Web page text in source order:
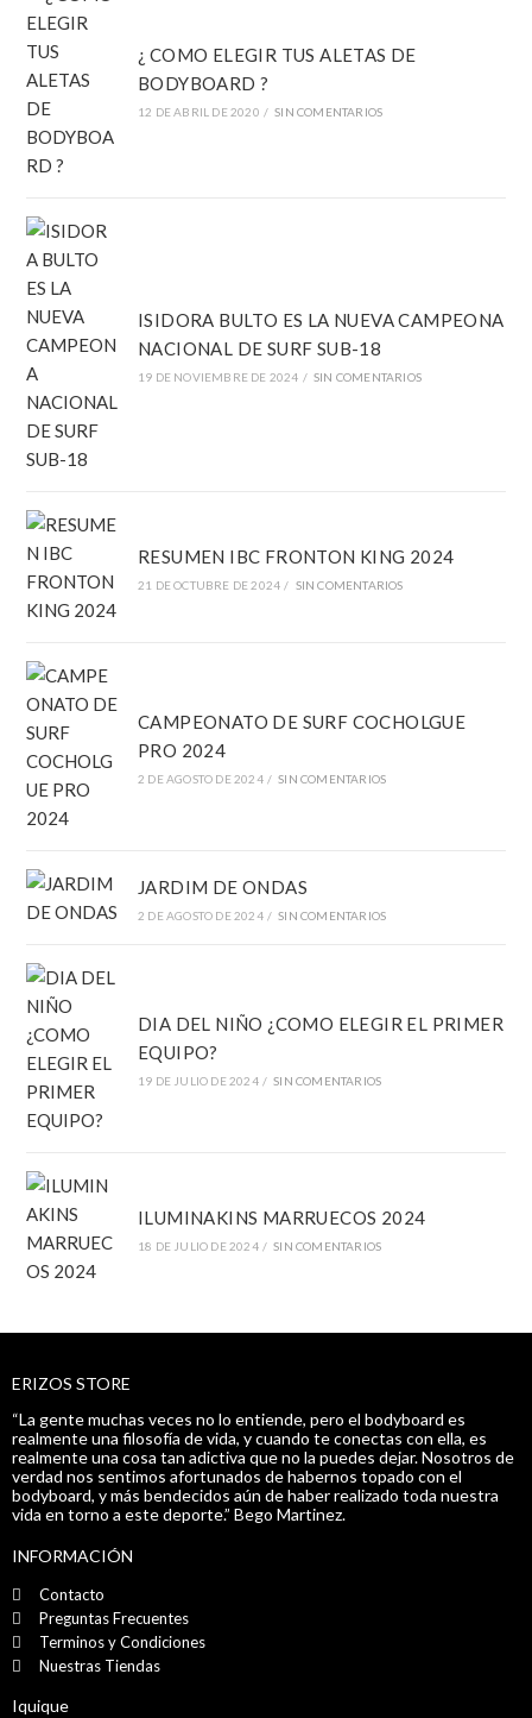
¿ COMO ELEGIR TUS ALETAS DE
BODYBOARD ?
12 DE ABRIL DE 2020 / SIN COMENTARIOS
ISIDORA BULTO ES LA NUEVA CAMPEONA
NACIONAL DE SURF SUB-18
19 DE NOVIEMBRE DE 2024 / SIN COMENTARIOS
RESUMEN IBC FRONTON KING 2024
21 DE OCTUBRE DE 2024 / SIN COMENTARIOS
CAMPEONATO DE SURF COCHOLGUE
PRO 2024
2 DE AGOSTO DE 2024 / SIN COMENTARIOS
JARDIM DE ONDAS
2 DE AGOSTO DE 2024 / SIN COMENTARIOS
DIA DEL NIÑO ¿COMO ELEGIR EL PRIMER
EQUIPO?
19 DE JULIO DE 2024 / SIN COMENTARIOS
ILUMINAKINS MARRUECOS 2024
18 DE JULIO DE 2024 / SIN COMENTARIOS
ERIZOS STORE
“La gente muchas veces no lo entiende, pero el bodyboard es
realmente una filosofía de vida, y cuando te conectas con ella, es
realmente una cosa tan adictiva que no la puedes dejar. Nosotros de
verdad nos sentimos afortunados de habernos topado con el
bodyboard, y más bendecidos aún de haber realizado toda nuestra
vida en torno a este deporte.” Bego Martinez.
INFORMACIÓN
Contacto
Preguntas Frecuentes
Terminos y Condiciones
Nuestras Tiendas
Iquique